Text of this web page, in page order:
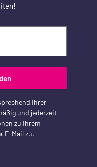
Ihrer
und jederzeit
zu Ihrem
E-Mail zu.